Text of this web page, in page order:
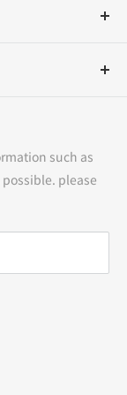
prosperous
such as
please